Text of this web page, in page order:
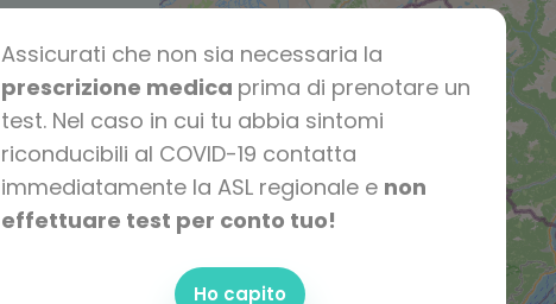
Assicurati che non sia necessaria la
prescrizione medica prima di prenotare un
test. Nel caso in cui tu abbia sintomi
riconducibili al COVID-19 contatta
immediatamente la ASL regionale e non
effettuare test per conto tuo!
Ho capito